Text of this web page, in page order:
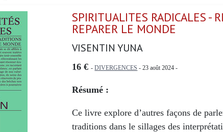
SPIRITUALITES RADICALES -
REPARER LE MONDE
VISENTIN YUNA
16 € -DIVERGENCES - 23 août 2024 -
Résumé :
Ce livre explore d’autres façons de
traditions dans le sillages des